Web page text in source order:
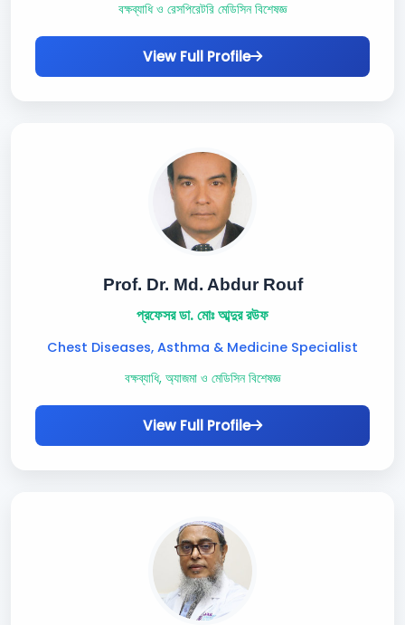
বক্ষব্যাধি ও রেসপিরেটরি মেডিসিন বিশেষজ্ঞ
View Full Profile
Prof. Dr. Md. Abdur Rouf
প্রফেসর ডা. মোঃ আব্দুর রউফ
Chest Diseases, Asthma & Medicine Specialist
বক্ষব্যাধি, অ্যাজমা ও মেডিসিন বিশেষজ্ঞ
View Full Profile